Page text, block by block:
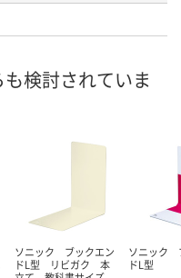
日（火）
ついてご連絡
カ
検討されていま
ソニック ブックエン
ドL型 リビガク 本
ソニック
ドL型